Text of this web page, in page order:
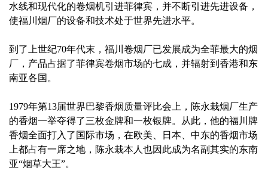
水线和现代化的卷烟机引进菲律宾，并不断引进先进设备，
使福川烟厂的设备和技术处于世界先进水平。
到了上世纪70年代末，福川卷烟厂已发展成为全菲最大的烟
厂，产品占据了菲律宾卷烟市场的七成，并辐射到香港和东
南亚各国。
1979年第13届世界巴黎香烟质量评比会上，陈永栽烟厂生产
的香烟一举夺得了三枚金牌和一枚银牌。从此，他的福川牌
香烟全面打入了国际市场，在欧美、日本、中东的香烟市场
上都占有一席之地，陈永栽本人也因此成为名副其实的东南
亚“烟草大王”。